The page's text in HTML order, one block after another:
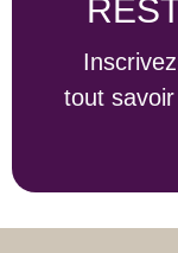
tout